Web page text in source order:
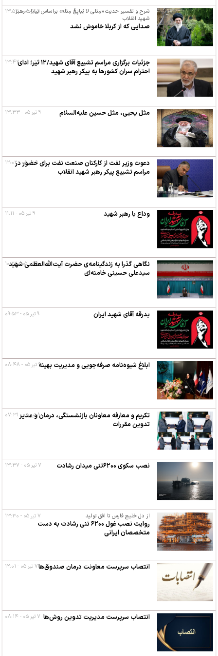
شرح و تفسیر حدیث «مِثلی لا یُبایِعُ مِثلَه» براساس بیانات رهبر
شهید انقلاب
صدایی که از کربلا خاموش نشد
۹ تیر ۰۵ - ۱۳:۵۴
جزئیات برگزاری مراسم تشییع آقای شهید/۱۲ تیر؛ ادای
احترام سران کشورها به پیکر رهبر شهید
۹ تیر ۰۵ - ۱۳:۴۲
مثل یحیی، مثل حسین علیه‌السلام ۹ تیر ۰۵ - ۱۳:۳۳
دعوت وزیر نفت از کارکنان صنعت نفت برای حضور در
مراسم تشییع پیکر رهبر شهید انقلاب
۹ تیر ۰۵ - ۱۲:۰۲
وداع با رهبر شهید ۹ تیر ۰۵ - ۱۱:۱۱
نگاهی گذرا به زندگینامه‌ی حضرت آیت‌الله‌العظمی شهید
سیدعلی حسینی خامنه‌ای
۹ تیر ۰۵ - ۱۰:۲۲
بدرقه آقای شهید ایران ۹ تیر ۰۵ - ۰۹:۵۳
ابلاغ شیوه‌نامه صرفه‌جویی و مدیریت بهینه
۹ تیر ۰۵ - ۰۸:۴۸
تکریم و معارفه معاونان بازنشستگی، درمان و مدیر
تدوین مقررات
۸ تیر ۰۵ - ۰۷:۳۱
نصب سکوی ۶۲۰۰تنی میدان رشادت ۷ تیر ۰۵ - ۱۳:۳۷
از دل خلیج فارس تا افق تولید
روایت نصب غول ۶۲۰۰ تنی رشادت به دست
متخصصان ایرانی
۷ تیر ۰۵ - ۱۳:۳۰
انتصاب سرپرست معاونت درمان صندوق‌ها۷ تیر ۰۵ - ۱۲:۰۱
انتصاب سرپرست مدیریت تدوین روش‌ها ۷ تیر ۰۵ - ۰۸:۱۴